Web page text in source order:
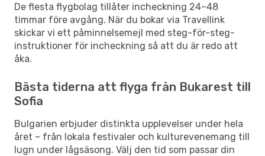
De flesta flygbolag tillåter incheckning 24–48
timmar före avgång. När du bokar via Travellink
skickar vi ett påminnelsemejl med steg-för-steg-
instruktioner för incheckning så att du är redo att
åka.
Bästa tiderna att flyga från Bukarest till
Sofia
Bulgarien erbjuder distinkta upplevelser under hela
året – från lokala festivaler och kulturevenemang till
lugn under lågsäsong. Välj den tid som passar din